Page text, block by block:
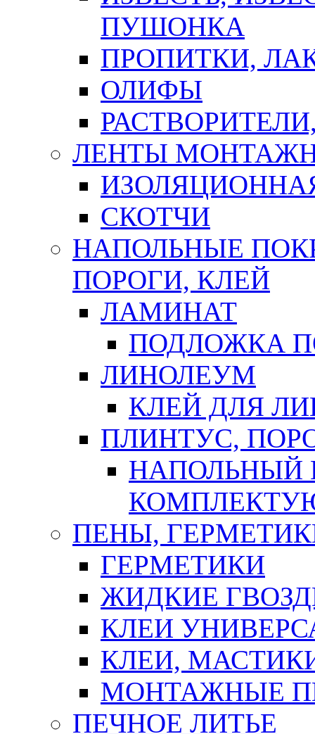
ПУШОНКА
ПРОПИТКИ,
ОЛИФЫ
ЛЕНТЫ
СКОТЧИ
НАПОЛЬНЫЕ
ПОРОГИ, КЛЕЙ
ЛАМИНАТ
ПОДЛОЖКА
ЛИНОЛЕУМ
КЛЕЙ ДЛЯ
ПЛИНТУС,
НАПОЛЬНЫЙ
ПЕНЫ,
ГЕРМЕТИКИ
ЖИДКИЕ
КЛЕИ
КЛЕИ,
МОНТАЖНЫЕ
ПЕЧНОЕ ЛИТЬЕ